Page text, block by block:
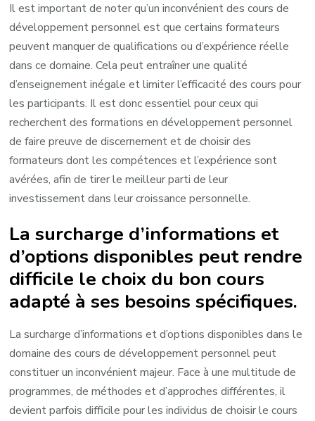
Il est important de noter qu’un inconvénient des cours de
développement personnel est que certains formateurs
peuvent manquer de qualifications ou d’expérience réelle
dans ce domaine. Cela peut entraîner une qualité
d’enseignement inégale et limiter l’efficacité des cours pour
les participants. Il est donc essentiel pour ceux qui
recherchent des formations en développement personnel
de faire preuve de discernement et de choisir des
formateurs dont les compétences et l’expérience sont
avérées, afin de tirer le meilleur parti de leur
investissement dans leur croissance personnelle.
La surcharge d’informations et
d’options disponibles peut rendre
difficile le choix du bon cours
adapté à ses besoins spécifiques.
La surcharge d’informations et d’options disponibles dans le
domaine des cours de développement personnel peut
constituer un inconvénient majeur. Face à une multitude de
programmes, de méthodes et d’approches différentes, il
devient parfois difficile pour les individus de choisir le cours